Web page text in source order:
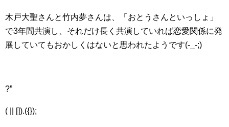
木戸大聖さんと竹内夢さんは、「おとうさんといっしょ」
で3年間共演し、それだけ長く共演していれば恋愛関係に発
展していてもおかしくはないと思われたようです(-_-;)
?”
( || []).({});